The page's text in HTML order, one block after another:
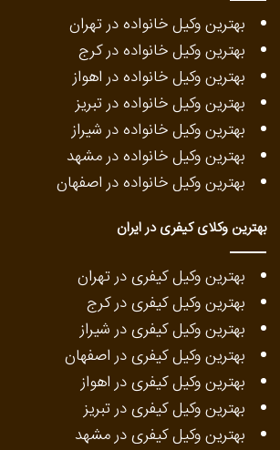
بهترین وکیل خانواده در تهران
بهترین وکیل خانواده در کرج
بهترین وکیل خانواده در اهواز
بهترین وکیل خانواده در تبریز
بهترین وکیل خانواده در شیراز
بهترین وکیل خانواده در مشهد
بهترین وکیل خانواده در اصفهان
بهترین وکلای کیفری در ایران
بهترین وکیل کیفری در تهران
بهترین وکیل کیفری در کرج
بهترین وکیل کیفری در شیراز
بهترین وکیل کیفری در اصفهان
بهترین وکیل کیفری در اهواز
بهترین وکیل کیفری در تبریز
بهترین وکیل کیفری در مشهد